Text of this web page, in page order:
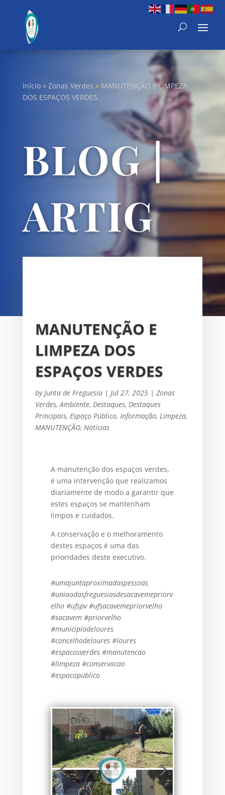
Início» Zonas Verdes » MANUTENÇÃO E LIMPEZA
DOS ESPAÇOS VERDES
BLOG |
ARTIG
OS
MANUTENÇÃO E
LIMPEZA DOS
ESPAÇOS VERDES
by Junta de Freguesia| Jul 27, 2025| Zonas
Verdes, Ambiente, Destaques, Destaques
Principais, Espaço Público, Informação, Limpeza,
MANUTENÇÃO, Notícias
A manutenção dos espaços verdes,
é uma intervenção que realizamos
diariamente de modo a garantir que
estes espaços se mantenham
limpos e cuidados.
A conservação e o melhoramento
destes espaços é uma das
prioridades deste executivo.
#umajuntaproximadaspessoas
#uniaodasfreguesiasdesacavemepriorv
elho #ufspv #ufsacavemepriorvelho
#sacavem #priorvelho
#municipiodeloures
#concelhodeloures #loures
#espacosverdes#manutencao
#limpeza #conservacao
#espacopublico